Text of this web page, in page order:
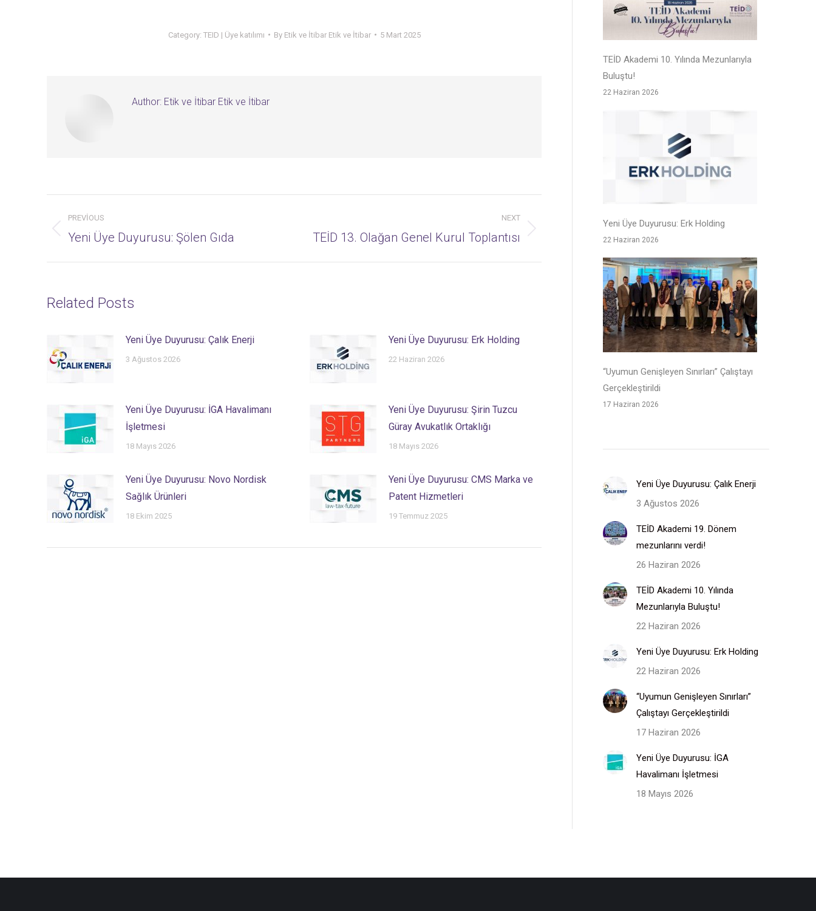
Category: TEID | Üye katılımı By Etik ve İtibar Etik ve İtibar 5 Mart 2025
Author: Etik ve İtibar Etik ve İtibar
navigation
PREVIOUS
Previous
Yeni Üye Duyurusu: Şölen Gıda
NEXT
Next
TEİD 13. Olağan Genel Kurul Toplantısı
Related Posts
Yeni Üye Duyurusu: Çalık Enerji
3 Ağustos 2026
Yeni Üye Duyurusu: Erk Holding
22 Haziran 2026
Yeni Üye Duyurusu: İGA Havalimanı
İşletmesi
18 Mayıs 2026
Yeni Üye Duyurusu: Şirin Tuzcu
Güray Avukatlık Ortaklığı
18 Mayıs 2026
Yeni Üye Duyurusu: Novo Nordisk
Sağlık Ürünleri
18 Ekim 2025
Yeni Üye Duyurusu: CMS Marka ve
Patent Hizmetleri
19 Temmuz 2025
TEİD Akademi 10. Yılında Mezunlarıyla
Buluştu!
22 Haziran 2026
Yeni Üye Duyurusu: Erk Holding
22 Haziran 2026
“Uyumun Genişleyen Sınırları” Çalıştayı
Gerçekleştirildi
17 Haziran 2026
Yeni Üye Duyurusu: Çalık Enerji
3 Ağustos 2026
TEİD Akademi 19. Dönem
mezunlarını verdi!
26 Haziran 2026
TEİD Akademi 10. Yılında
Mezunlarıyla Buluştu!
22 Haziran 2026
Yeni Üye Duyurusu: Erk Holding
22 Haziran 2026
“Uyumun Genişleyen Sınırları”
Çalıştayı Gerçekleştirildi
17 Haziran 2026
Yeni Üye Duyurusu: İGA
Havalimanı İşletmesi
18 Mayıs 2026